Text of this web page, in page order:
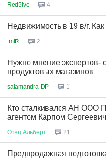
Red5ive 4
Недвижимость в 19 в/г. Как
.mIR 2
Нужно мнение экспертов-
продуктовых магазинов
salamandra-DP 1
Кто сталкивался АН ООО
агентом Карпом
Отец Альберт 21
Предпродажная